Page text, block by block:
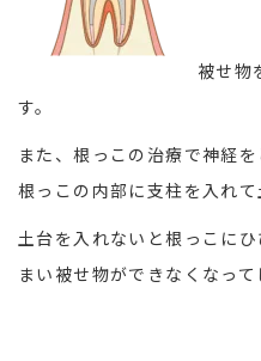
被せ物
す。
また、根っこの治療で神経
根っこの内部に支柱を入れて
土台を入れないと根っこに
まい被せ物ができなくなって